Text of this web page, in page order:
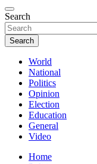
Search
Search
World
National
Politics
Opinion
Election
Education
General
Video
Home